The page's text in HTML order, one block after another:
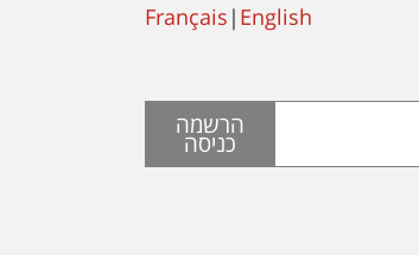
Français | English
הרשמה
כניסה